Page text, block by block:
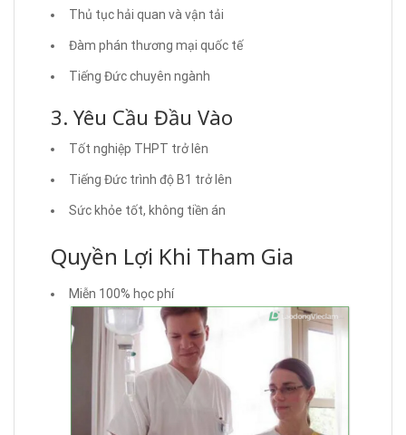
Thủ tục hải quan và vận tải
Đàm phán thương mại quốc tế
Tiếng Đức chuyên ngành
3. Yêu Cầu Đầu Vào
Tốt nghiệp THPT trở lên
Tiếng Đức trình độ B1 trở lên
Sức khỏe tốt, không tiền án
Quyền Lợi Khi Tham Gia
Miễn 100% học phí